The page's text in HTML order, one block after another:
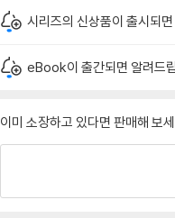
시리즈의 신상품이 출시되
eBook이 출간되면 알려드
이미 소장하고 있다면 판매해 보